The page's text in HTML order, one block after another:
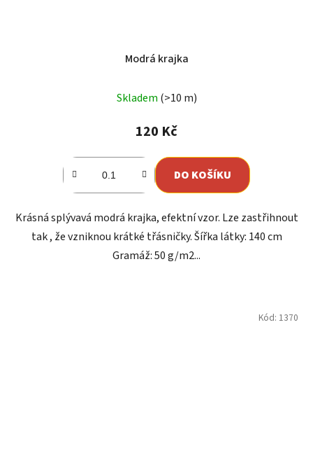
Modrá krajka
Skladem (>10 m)
120 Kč
DO KOŠÍKU
Krásná splývavá modrá krajka, efektní vzor. Lze zastřihnout
tak , že vzniknou krátké třásničky. Šířka látky: 140 cm
Gramáž: 50 g/m2...
Kód: 1370